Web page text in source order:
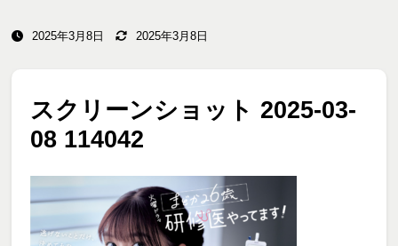
2025年3月8日 2025年3月8日
スクリーンショット 2025-03-
08 114042